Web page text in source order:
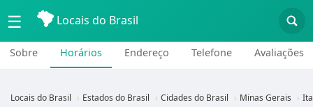
☰ Locais do Brasil
Sobre Horários Endereço Telefone Avaliações
Locais do Brasil Estados do Brasil Cidades do Brasil Minas Gerais